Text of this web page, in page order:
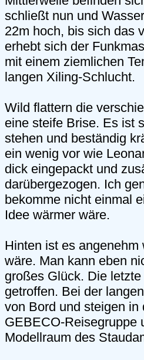
schließt nun und
22m hoch, bis sich das
erhebt sich der
mit einem ziemlichen
langen Xiling-Schlucht.
Wild flattern die
eine steife Brise. Es ist
stehen und beständig
ein wenig vor wie
dick eingepackt und
darübergezogen. Ich
bekomme nicht einmal
Idee wärmer wäre.
Hinten ist es
wäre. Man kann eben
großes Glück. Die
getroffen. Bei der
von Bord und steigen
GEBECO-Reisegruppe
Modellraum des